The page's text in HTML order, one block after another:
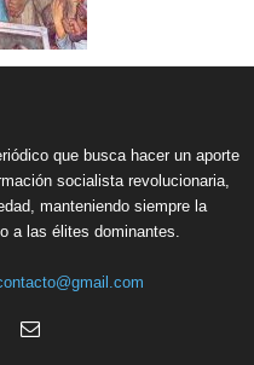
que busca hacer un aporte
socialista revolucionaria,
manteniendo siempre la
a las élites dominantes.